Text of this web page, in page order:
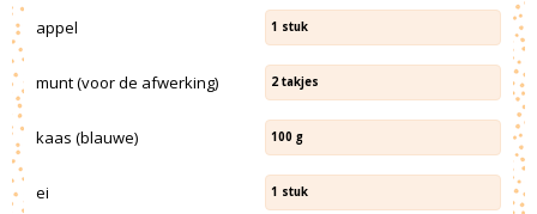
appel 1 stuk
munt (voor de afwerking) 2 takjes
kaas (blauwe) 100 g
ei 1 stuk